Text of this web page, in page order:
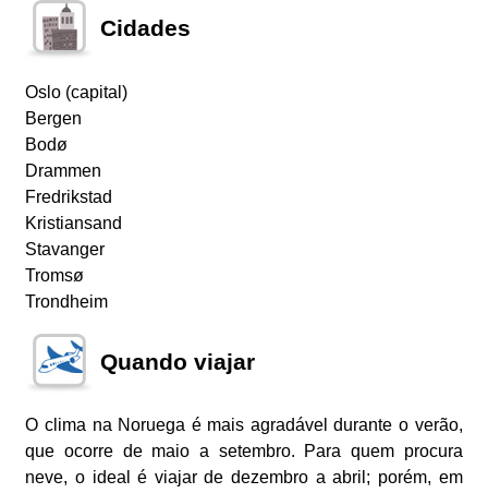
Cidades
Oslo (capital)
Bergen
Bodø
Drammen
Fredrikstad
Kristiansand
Stavanger
Tromsø
Trondheim
Quando viajar
O clima na Noruega é mais agradável durante o verão,
que ocorre de maio a setembro. Para quem procura
neve, o ideal é viajar de dezembro a abril; porém, em